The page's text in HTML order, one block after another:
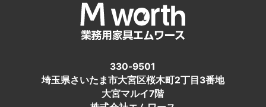
330-9501
埼玉県さいたま市大宮区桜木町2丁目3番地
大宮マルイ7階